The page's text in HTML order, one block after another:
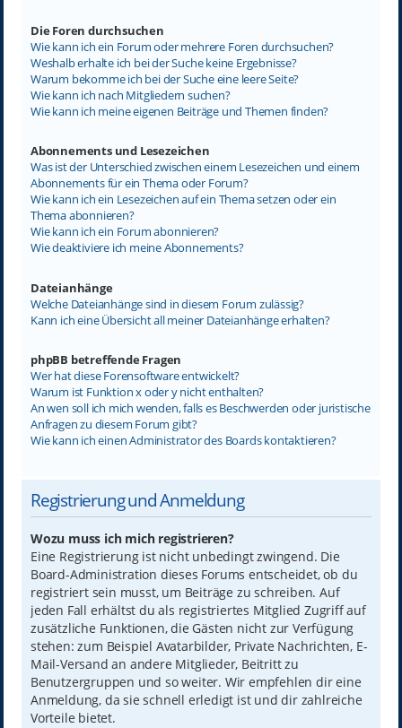
Die Foren durchsuchen
Wie kann ich ein Forum oder mehrere Foren durchsuchen?
Weshalb erhalte ich bei der Suche keine Ergebnisse?
Warum bekomme ich bei der Suche eine leere Seite?
Wie kann ich nach Mitgliedern suchen?
Wie kann ich meine eigenen Beiträge und Themen finden?
Abonnements und Lesezeichen
Was ist der Unterschied zwischen einem Lesezeichen und einem
Abonnements für ein Thema oder Forum?
Wie kann ich ein Lesezeichen auf ein Thema setzen oder ein
Thema abonnieren?
Wie kann ich ein Forum abonnieren?
Wie deaktiviere ich meine Abonnements?
Dateianhänge
Welche Dateianhänge sind in diesem Forum zulässig?
Kann ich eine Übersicht all meiner Dateianhänge erhalten?
phpBB betreffende Fragen
Wer hat diese Forensoftware entwickelt?
Warum ist Funktion x oder y nicht enthalten?
An wen soll ich mich wenden, falls es Beschwerden oder juristische
Anfragen zu diesem Forum gibt?
Wie kann ich einen Administrator des Boards kontaktieren?
Registrierung und Anmeldung
Wozu muss ich mich registrieren?
Eine Registrierung ist nicht unbedingt zwingend. Die
Board-Administration dieses Forums entscheidet, ob du
registriert sein musst, um Beiträge zu schreiben. Auf
jeden Fall erhältst du als registriertes Mitglied Zugriff auf
zusätzliche Funktionen, die Gästen nicht zur Verfügung
stehen: zum Beispiel Avatarbilder, Private Nachrichten, E-
Mail-Versand an andere Mitglieder, Beitritt zu
Benutzergruppen und so weiter. Wir empfehlen dir eine
Anmeldung, da sie schnell erledigt ist und dir zahlreiche
Vorteile bietet.